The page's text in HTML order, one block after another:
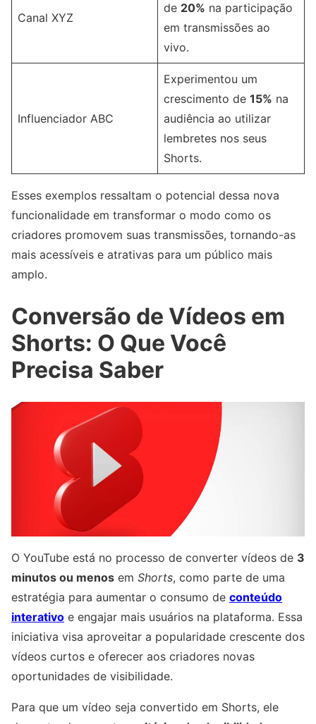
Canal XYZ
de 20% na participação
em transmissões ao
vivo.
Influenciador ABC
Experimentou um
crescimento de 15% na
audiência ao utilizar
lembretes nos seus
Shorts.
Esses exemplos ressaltam o potencial dessa nova
funcionalidade em transformar o modo como os
criadores promovem suas transmissões, tornando-as
mais acessíveis e atrativas para um público mais
amplo.
Conversão de Vídeos em
Shorts: O Que Você
Precisa Saber
O YouTube está no processo de converter vídeos de 3
minutos ou menos em Shorts, como parte de uma
estratégia para aumentar o consumo de conteúdo
interativo e engajar mais usuários na plataforma. Essa
iniciativa visa aproveitar a popularidade crescente dos
vídeos curtos e oferecer aos criadores novas
oportunidades de visibilidade.
Para que um vídeo seja convertido em Shorts, ele